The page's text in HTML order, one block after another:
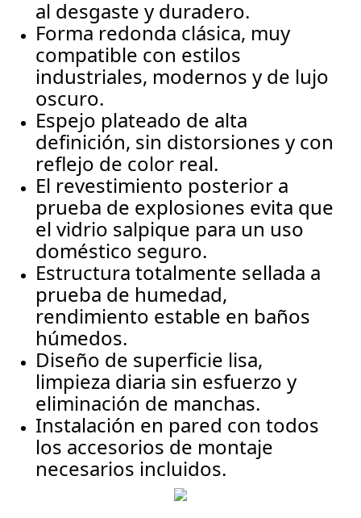
al desgaste y duradero.
Forma redonda clásica, muy
compatible con estilos
industriales, modernos y de lujo
oscuro.
Espejo plateado de alta
definición, sin distorsiones y con
reflejo de color real.
El revestimiento posterior a
prueba de explosiones evita que
el vidrio salpique para un uso
doméstico seguro.
Estructura totalmente sellada a
prueba de humedad,
rendimiento estable en baños
húmedos.
Diseño de superficie lisa,
limpieza diaria sin esfuerzo y
eliminación de manchas.
Instalación en pared con todos
los accesorios de montaje
necesarios incluidos.